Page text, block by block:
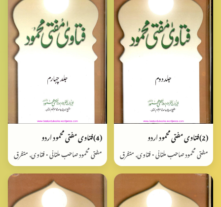
(2)فتاوی مفتی محمود اردو
مفتی محمود صاحب ملتانی • فتاوی, متفرق
(4)فتاوی مفتی محمود اردو
مفتی محمود صاحب ملتانی • فتاوی, متفرق